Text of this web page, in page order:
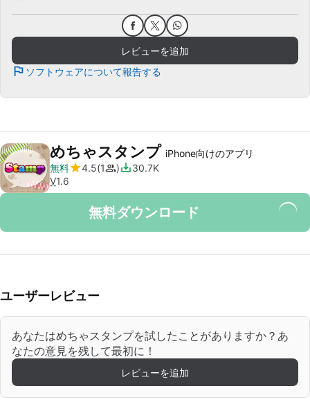
レビューを追加
ソフトウェアについて報告する
めちゃスタンプ iPhone向けのアプリ
無料
4.5 1
30.7K
V1.6
無料ダウンロード
ユーザーレビュー
あなたはめちゃスタンプを試したことがありますか？あ
なたの意見を残して最初に！
レビューを追加